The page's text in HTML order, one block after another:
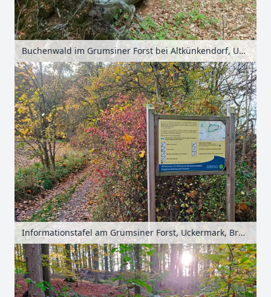
Buchenwald im Grumsiner Forst bei Altkünkendorf, Uckermark, Brandenburg, Deutschland
Informationstafel am Grumsiner Forst, Uckermark, Brandenburg, Deutschland